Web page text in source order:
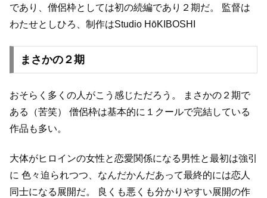
であり、僧侶枠としては初の続編であり２期だ。
監督は
わたせとしひろ、制作はStudio HōKIBOSHI
まさかの２期
おそらく多くの人がこう感じただろう。
まさかの２期で
ある（苦笑）
僧侶枠は基本的に１クールで完結している
作品も多い。
大体がヒロインの女性と恋愛関係になる男性と最初は強引
に 色々迫られつつ、なんだかんだあって最終的には恋人
同士になる展開だ。
良くも悪くも分かりやすい展開の作